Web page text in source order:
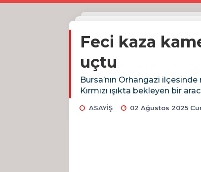
Feci kaza
uçtu
Bursa’nın Orhangazi
Kırmızı ışıkta bekleyen bir
ASAYİŞ 02 Ağustos 2025